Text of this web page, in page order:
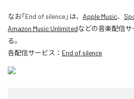
なお「End of silence」は、 Apple Music、
Amazon Music Unlimitedなどの音楽配信
る。
各配信サービス： End of silence